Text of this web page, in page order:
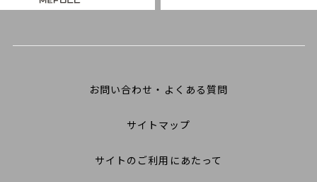
お問い合わせ・よくある質問
サイトマップ
サイトのご利用にあたって